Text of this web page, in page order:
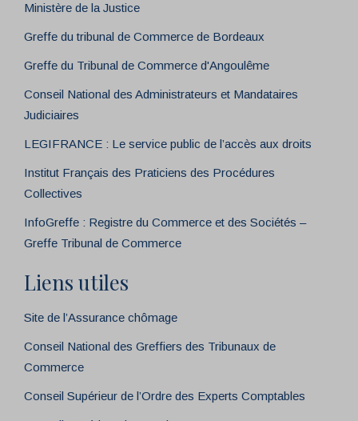
Ministère de la Justice
Greffe du tribunal de Commerce de Bordeaux
Greffe du Tribunal de Commerce d'Angoulême
Conseil National des Administrateurs et Mandataires
Judiciaires
LEGIFRANCE : Le service public de l’accès aux droits
Institut Français des Praticiens des Procédures
Collectives
InfoGreffe : Registre du Commerce et des Sociétés –
Greffe Tribunal de Commerce
Liens utiles
Site de l’Assurance chômage
Conseil National des Greffiers des Tribunaux de
Commerce
Conseil Supérieur de l’Ordre des Experts Comptables